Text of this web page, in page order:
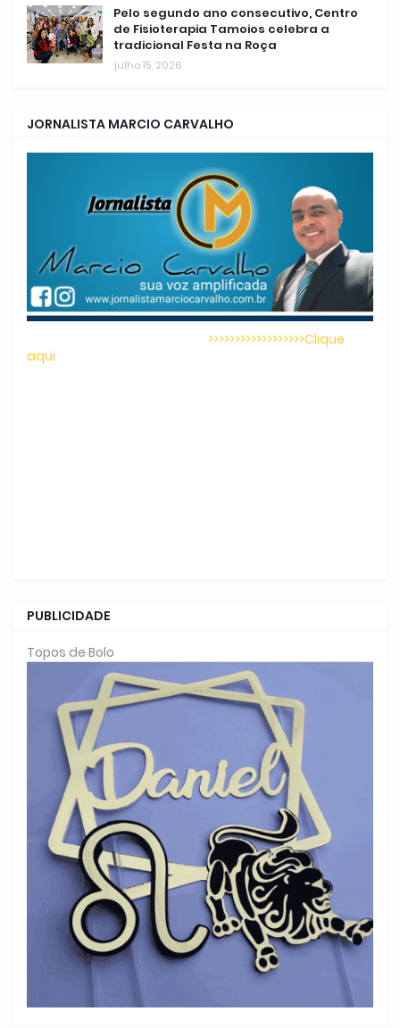
Pelo segundo ano consecutivo, Centro
de Fisioterapia Tamoios celebra a
tradicional Festa na Roça
julho 15, 2026
JORNALISTA MARCIO CARVALHO
>>>>>>>>>>>>>>>>>>Clique
aqui
PUBLICIDADE
Topos de Bolo